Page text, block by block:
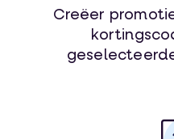
Creëer